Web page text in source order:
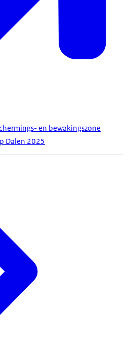
en bewakingszone
Dalen 2025